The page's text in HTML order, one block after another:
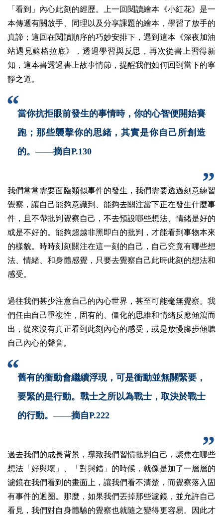
「看到」內心此刻的經歷。上一回閱讀繪本 《小紅花》 是一
本傳遞有關放手、同理以及分享課題的繪本，學習了放手的
真諦；這回在閱讀順序的巧妙安排下，遇到這本《深夜加油
站遇見蘇格拉底》
，透過學習與反思，再次從書上習得新
知，這本書透過書上故事情節，提醒我們如何回到當下的寧
靜之道。
當你抗拒眼前發生的事情時，你的心智便開始賽
跑；那些襲擊你的思緒，其實是你自己所創造
的。——摘自P.130
我們常常需要面臨類似事件的發生，我們需要透過刻意練習
覺察，讓自己能夠意識到、能夠去關注當下正在發生什麼事
件，且不帶批判覺察自己，不去預設哪些想法、情緒是好的
或是不好的。能夠超越非黑即白的批判，才能看到事物本來
的樣貌。 時時刻刻關注在這一刻的自己，自己究竟有哪些想
法、情緒、和身體感覺，只要去覺察自己此時此刻的想法和
感受。
過往我們甚少注意自己的內心世界，甚至可能毫無覺察。我
們任由自己重複性，固有的、僵化的思維和情緒反應傾瀉而
出，從來沒有真正看到此刻內心的感受，或是放慢腳步傾聽
自己內心的聲音。
舊有的衝動會繼續浮現，可是衝動並無關緊要，
要緊的是行動。戰士之所以為戰士，取決於戰士
的行動。——摘自P.222
過去我們的成長背景，導致我們習慣批判自己，聚焦在哪些
想法「好與壞」、「對與錯」的時候，就像是加了一層層的
濾鏡在我們看到的畫面上，讓我們看不清楚，而覺察落入固
有事件的迴圈。那麼，如果我們丟掉那些濾鏡，並允許自己
看見，我們對自身體驗的覺察也就隨之變得更容易。
因此才